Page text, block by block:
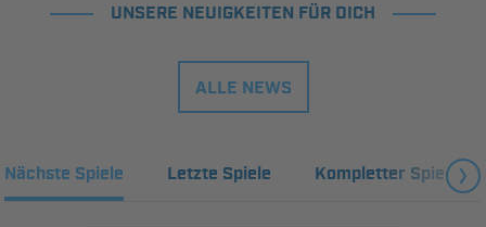
UNSERE NEUIGKEITEN FÜR DICH
ALLE NEWS
Nächste Spiele Letzte Spiele Kompletter Spielplan